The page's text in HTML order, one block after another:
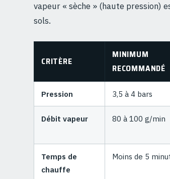
vapeur « sèche » (haute pression)
sols.
CRITÈRE
MINIMUM
RECOMMANDÉ
Pression 3,5 à 4 bars
Débit vapeur 80 à 100 g/min
Temps de
chauffe
Moins de 5